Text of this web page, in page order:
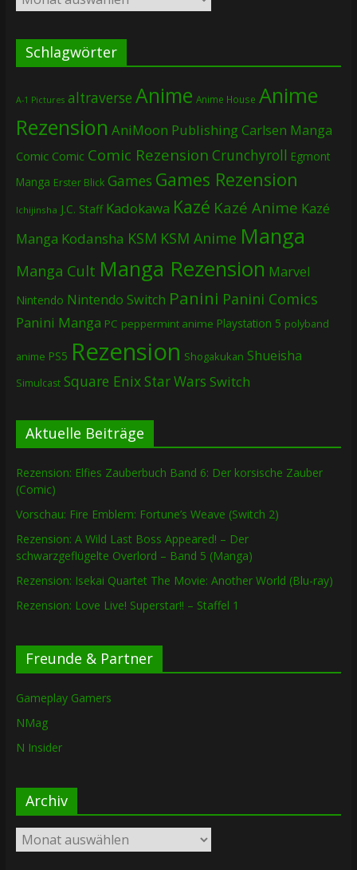
Schlagwörter
A-1 Pictures altraverse Anime Anime House Anime
Rezension AniMoon PublishingCarlsen Manga
Comic Comic Comic Rezension Crunchyroll Egmont
Manga Erster Blick Games Games Rezension
Ichijinsha J.C. Staff Kadokawa Kazé Kazé Anime Kazé
Manga Kodansha KSM KSM Anime Manga
Manga Cult Manga Rezension Marvel
Nintendo Nintendo Switch Panini Panini Comics
Panini Manga PC peppermint anime Playstation 5 polyband
anime PS5 Rezension Shogakukan Shueisha
Simulcast Square EnixStar Wars Switch
Aktuelle Beiträge
Rezension: Elfies Zauberbuch Band 6: Der korsische Zauber
(Comic)
Vorschau: Fire Emblem: Fortune’s Weave (Switch 2)
Rezension: A Wild Last Boss Appeared! – Der
schwarzgeflügelte Overlord – Band 5 (Manga)
Rezension: Isekai Quartet The Movie: Another World (Blu-ray)
Rezension: Love Live! Superstar!! – Staffel 1
Freunde & Partner
Gameplay Gamers
NMag
N Insider
Archiv
Archiv